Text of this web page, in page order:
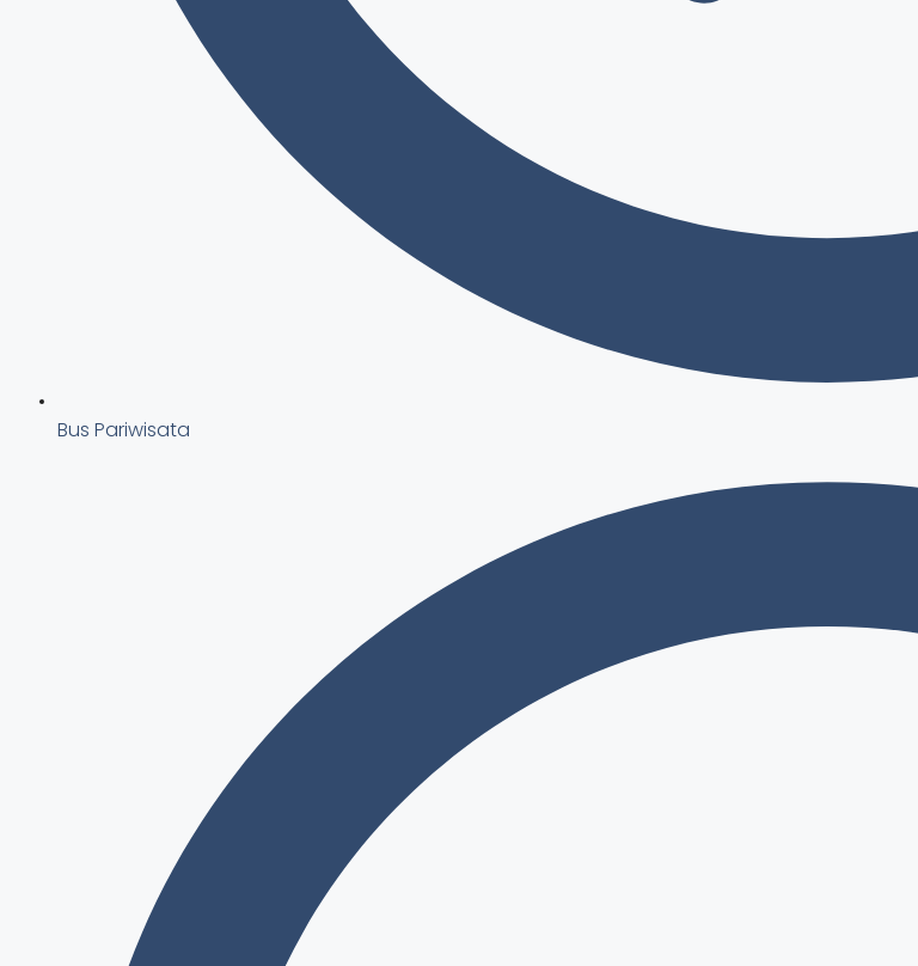
Bus Pariwisata